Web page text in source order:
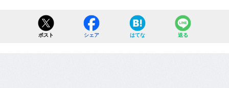
ポスト シェア はてな 送る